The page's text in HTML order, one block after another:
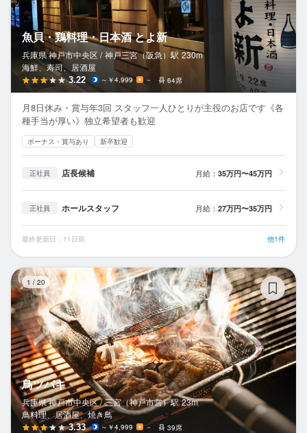
魚貝・鶏料理・日本酒 とよ新
兵庫県 神戸市中央区 / 神戸三宮（阪急） 駅 230m
海鮮、寿司、居酒屋
3.22 ～￥4,999 － 64席
月8日休み・賞与年3回 スタッフ一人ひとりが主役のお店です《各
種手当が厚い》独立希望者も歓迎
ボーナス・賞与あり 新卒歓迎
正社員 店長候補 月給： 35万円〜45万円
正社員 ホールスタッフ 月給： 27万円〜35万円
最終更新日：11日前 他1件
1 / 20
鳥ツバキ
兵庫県 神戸市中央区 / 三宮（神戸市営）駅 23m
鳥料理、居酒屋、焼き鳥
3.33 ～￥4,999 － 39席